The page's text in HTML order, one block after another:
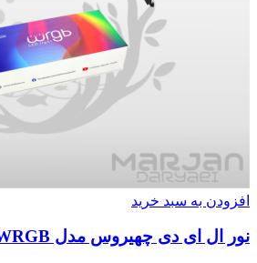
افزودن به سبد خرید
نور ال ای دی چهیروس مدل WRGB (45 سانتی)